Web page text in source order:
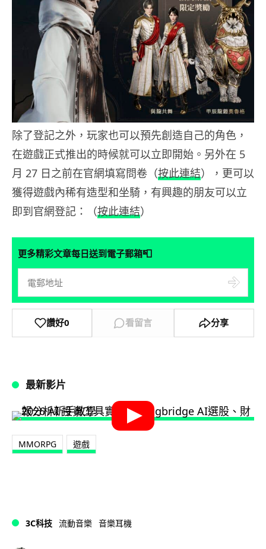
除了登記之外，玩家也可以預先創造自己的角色，
在遊戲正式推出的時候就可以立即開始。另外在 5
月 27 日之前在官網填寫問卷（按此連結），更可以
獲得遊戲內稀有造型和坐騎，有興趣的朋友可以立
即到官網登記：（按此連結）
更多精彩文章每日送到電子郵箱📮
讚好0 看留言 分享
最新影片
MMORPG 遊戲
3C科技 流動音樂 音樂耳機